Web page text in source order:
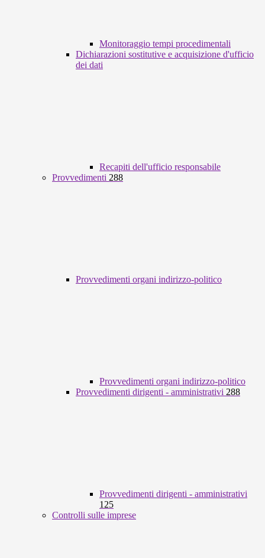
Monitoraggio tempi procedimentali
Dichiarazioni sostitutive e acquisizione d'ufficio
dei dati
Recapiti dell'ufficio responsabile
Provvedimenti 288
Provvedimenti organi indirizzo-politico
Provvedimenti organi indirizzo-politico
Provvedimenti dirigenti - amministrativi 288
Provvedimenti dirigenti - amministrativi
125
Controlli sulle imprese